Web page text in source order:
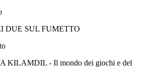
DUE SUL FUMETTO
KILAMDIL - Il mondo dei giochi e del